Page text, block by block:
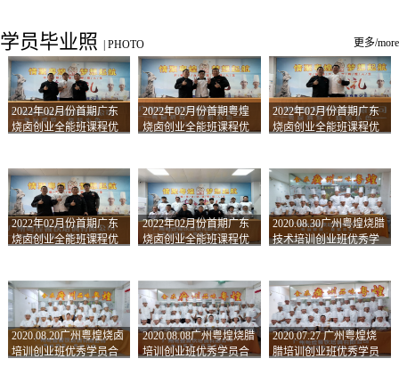
学员毕业照 PHOTO 更多/more
2022年02月份首期广东
烧卤创业全能班课程优
2022年02月份首期粤煌
烧卤创业全能班课程优
2022年02月份首期广东
烧卤创业全能班课程优
2022年02月份首期广东
烧卤创业全能班课程优
2022年02月份首期广东
烧卤创业全能班课程优
2020.08.30广州粤煌烧腊
技术培训创业班优秀学
2020.08.20广州粤煌烧卤
培训创业班优秀学员合
2020.08.08广州粤煌烧腊
培训创业班优秀学员合
2020.07.27 广州粤煌烧
腊培训创业班优秀学员